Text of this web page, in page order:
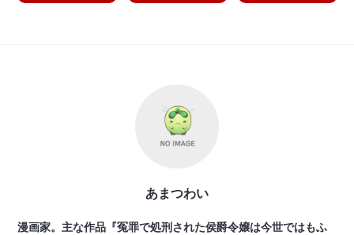
あまつわい
漫画家。主な作品『冤罪で処刑された侯爵令嬢は今世ではもふ